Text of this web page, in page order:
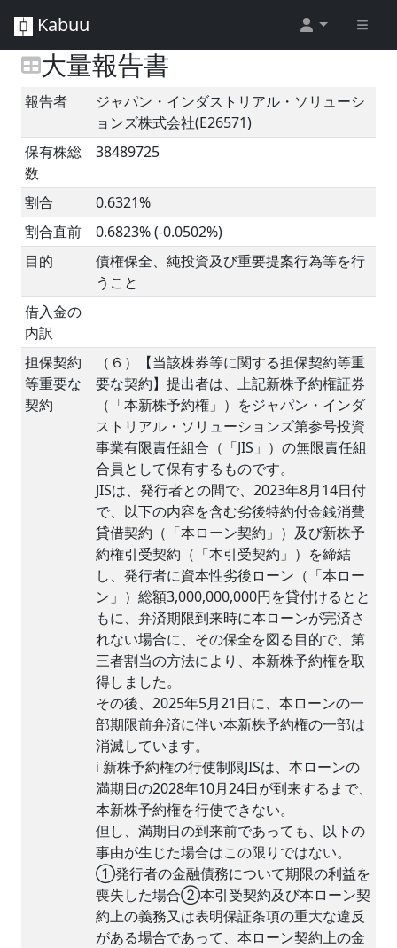
Kabuu
大量報告書
報告者
ジャパン・インダストリアル・ソリューシ
ョンズ株式会社(E26571)
保有株総
数
38489725
割合
0.6321%
割合直前
0.6823% (-0.0502%)
目的
債権保全、純投資及び重要提案行為等を行
うこと
借入金の
内訳
担保契約
等重要な
契約
（６）【当該株券等に関する担保契約等重
要な契約】提出者は、上記新株予約権証券
（「本新株予約権」）をジャパン・インダ
ストリアル・ソリューションズ第参号投資
事業有限責任組合（「JIS」）の無限責任組
合員として保有するものです。
JISは、発行者との間で、2023年8月14日付
で、以下の内容を含む劣後特約付金銭消費
貸借契約（「本ローン契約」）及び新株予
約権引受契約（「本引受契約」）を締結
し、発行者に資本性劣後ローン（「本ロー
ン」）総額3,000,000,000円を貸付けるとと
もに、弁済期限到来時に本ローンが完済さ
れない場合に、その保全を図る目的で、第
三者割当の方法により、本新株予約権を取
得しました。
その後、2025年5月21日に、本ローンの一
部期限前弁済に伴い本新株予約権の一部は
消滅しています。
ⅰ 新株予約権の行使制限JISは、本ローンの
満期日の2028年10月24日が到来するまで、
本新株予約権を行使できない。
但し、満期日の到来前であっても、以下の
事由が生じた場合はこの限りではない。
①発行者の金融債務について期限の利益を
喪失した場合②本引受契約及び本ローン契
約上の義務又は表明保証条項の重大な違反
がある場合であって、本ローン契約上の金